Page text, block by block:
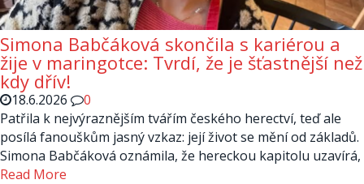
Simona Babčáková skončila s kariérou a
žije v maringotce: Tvrdí, že je šťastnější než
kdy dřív!
18.6.2026
0
Patřila k nejvýraznějším tvářím českého herectví, teď ale
posílá fanouškům jasný vzkaz: její život se mění od základů.
Simona Babčáková oznámila, že hereckou kapitolu uzavírá,
Read More